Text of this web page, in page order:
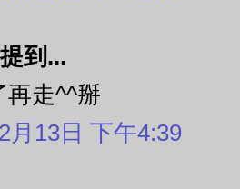
到...
再走^^掰
月13日 下午4:39